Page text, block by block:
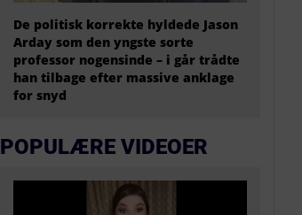
De politisk korrekte hyldede Jason
Arday som den yngste sorte
professor nogensinde – i går trådte
han tilbage efter massive anklage
for snyd
POPULÆRE VIDEOER